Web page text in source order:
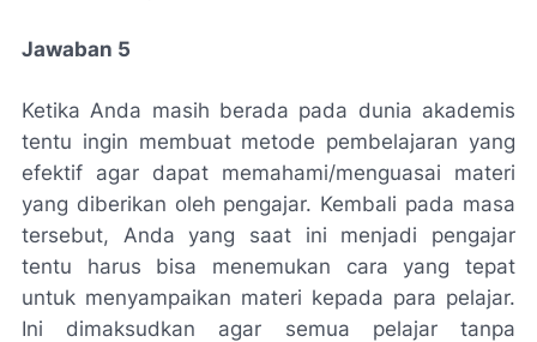
Jawaban 5
Ketika Anda masih berada pada dunia akademis
tentu ingin membuat metode pembelajaran yang
efektif agar dapat memahami/menguasai materi
yang diberikan oleh pengajar. Kembali pada masa
tersebut, Anda yang saat ini menjadi pengajar
tentu harus bisa menemukan cara yang tepat
untuk menyampaikan materi kepada para pelajar.
Ini dimaksudkan agar semua pelajar tanpa